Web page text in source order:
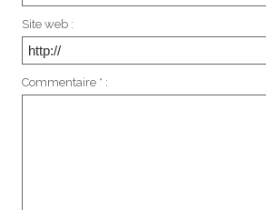
Site web :
Commentaire * :